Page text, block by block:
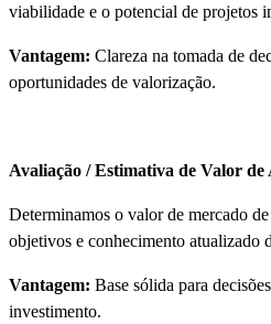
viabilidade e o potencial de projetos
Vantagem: Clareza na tomada de
oportunidades de valorização.
Avaliação / Estimativa de Valor
Determinamos o valor de mercado
objetivos e conhecimento atualizado
Vantagem: Base sólida para
investimento.